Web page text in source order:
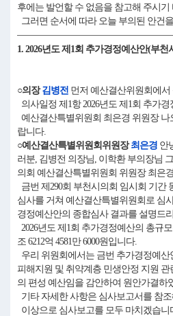
후에는 발언할 수 없음을 참고해 주시기
그러면 순서에 따라 오늘 부의된 안건
1. 2026년도 제1회 추가경정예산안(부천
○의장김병전 먼저 예산결산위원회에
의사일정 제1항 2026년도 제1회 추가
예산결산특별위원회 최은경 위원장
랍니다.
○예산결산특별위원회위원장최은경 안
러분, 김병전 의장님, 이학환 부의장님
의회 예산결산특별위원회 위원장 최은
금번 제290회 부천시의회 임시회 기간
심사를 거쳐 예산결산특별위원회로 심
경정예산안의 종합심사 결과를 설명드
2026년도 제1회 추가경정예산의 총규
조 6212억 4581만 6000원입니다.
우리 위원회에서는 금번 추가경정예
피해지원 및 취약계층 민생안정 지원
의 편성 예산임을 감안하여 원안가결하
기타 자세한 사항은 심사보고서를 참
이상으로 심사보고를 모두 마치겠습니